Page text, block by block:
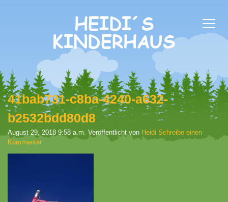
41bab731-c8ba-4240-a632-
b2532bdd80d8
August 29, 2018 9:58 a.m. Veröffentlicht von Heidi Schreibe einen
Kommentar